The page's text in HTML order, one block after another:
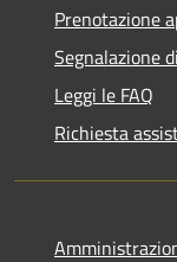
Prenotazione
Segnalazione
Leggi le FAQ
Richiesta